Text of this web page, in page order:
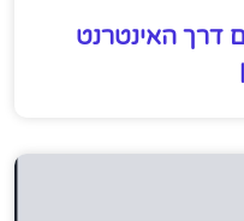
דרך האינטרנט